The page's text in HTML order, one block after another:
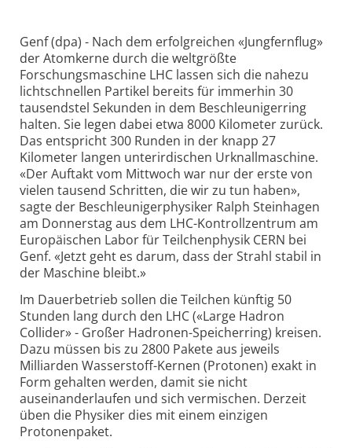
Genf (dpa) - Nach dem erfolgreichen «Jungfernflug»
der Atomkerne durch die weltgrößte
Forschungsmaschine LHC lassen sich die nahezu
lichtschnellen Partikel bereits für immerhin 30
tausendstel Sekunden in dem Beschleunigerring
halten. Sie legen dabei etwa 8000 Kilometer zurück.
Das entspricht 300 Runden in der knapp 27
Kilometer langen unterirdischen Urknallmaschine.
«Der Auftakt vom Mittwoch war nur der erste von
vielen tausend Schritten, die wir zu tun haben»,
sagte der Beschleunigerphysiker Ralph Steinhagen
am Donnerstag aus dem LHC-Kontrollzentrum am
Europäischen Labor für Teilchenphysik CERN bei
Genf. «Jetzt geht es darum, dass der Strahl stabil in
der Maschine bleibt.»
Im Dauerbetrieb sollen die Teilchen künftig 50
Stunden lang durch den LHC («Large Hadron
Collider» - Großer Hadronen-Speicherring) kreisen.
Dazu müssen bis zu 2800 Pakete aus jeweils
Milliarden Wasserstoff-Kernen (Protonen) exakt in
Form gehalten werden, damit sie nicht
auseinanderlaufen und sich vermischen. Derzeit
üben die Physiker dies mit einem einzigen
Protonenpaket.